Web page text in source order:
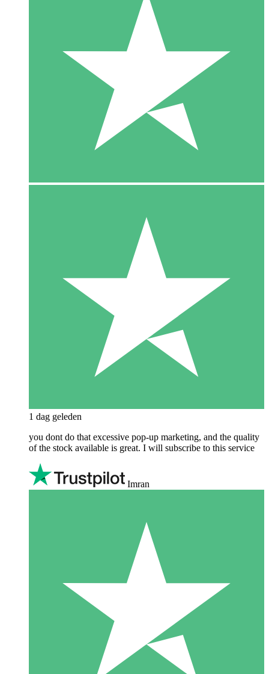
1 dag geleden
you dont do that excessive pop-up marketing, and the quality
of the stock available is great. I will subscribe to this service
Imran